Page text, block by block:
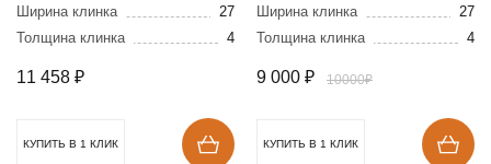
Ширина клинка
27
Толщина клинка
4
11 458 ₽
КУПИТЬ В 1 КЛИК
Ширина клинка
27
Толщина клинка
4
9 000 ₽ 10000₽
КУПИТЬ В 1 КЛИК